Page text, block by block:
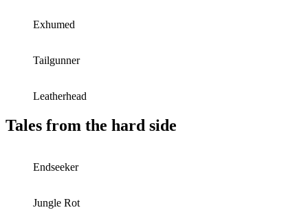
Exhumed
Tailgunner
Leatherhead
Tales from the hard side
Endseeker
Jungle Rot